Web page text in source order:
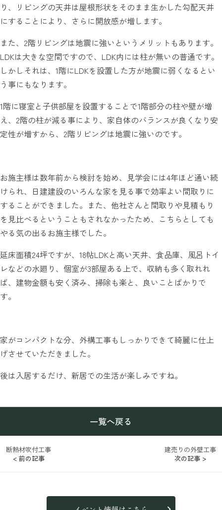
り、リビングの天井は屋根形状をそのまま生かした勾配天井
にすることにより、さらに開放感が増します。
また、2階リビングは地震に強いというメリットもあります。
LDKは大きな空間ですので、LDK内には柱が無いの普通です。
しかしそれは、1階にLDKを設置した方が地震に弱くなるとい
う事にもなります。
1階に寝室と子供部屋を設置することで1階部分の柱や壁が増
え、2階の柱が減る事により、家自体のバランスが良くなり安
定性が増すから、2階リビングは地震に強いのです。
お施主様は数年前から検討を始め、見学会には4年ほど通い続
けられ、日建建設のいろんな家を見る事で効率よい間取りに
することができました。また、他社さんと間取りや見積もり
を見比べるということもされなかったため、こちらとしても
やる気の出るお施主様でした。
延床面積24坪ですが、18帖LDKと高い天井、食品庫、風呂トイ
レなどの水廻り、個室が3部屋ある上で、収納も多く取れれ
ば、建物金額も安く済み、掃除も楽と、良いことばかりで
す。
家がコンパクトな分、外構工事もしっかりできて綺麗に仕上
げさせていただきました。
後は入居するだけ、新居での生活が楽しみですね。
< 前の記事
断熱材吹付工事
一覧へ戻る
建売りの外壁工事
次の記事 >